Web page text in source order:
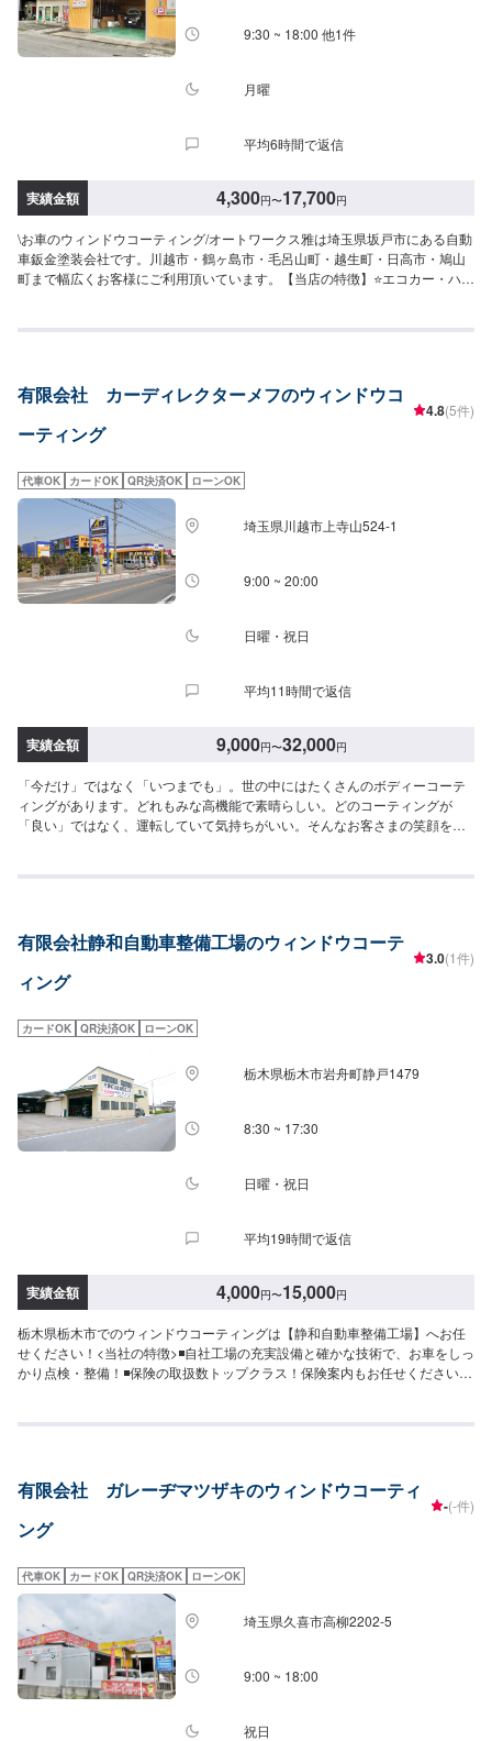
9:30 ~ 18:00 他1件
月曜
平均6時間で返信
実績金額 4,300円〜17,700円
\お車のウィンドウコーティング/オートワークス雅は埼玉県坂戸市にある自動
車鈑金塗装会社です。川越市・鶴ヶ島市・毛呂山町・越生町・日高市・鳩山
町まで幅広くお客様にご利用頂いています。【当店の特徴】⭐️エコカー・ハイ
検・ドレスアップ・保険・販売まで、お車のことなら何でも当社にお任せく
意点】⚠️パーツ持ち込み対応可能です。持ち込みご希望の方はオファーに
て、パーツの詳細や型番、お車の情報を必ずご入力ください。【営業時間・
定休日】⏰営業時間：9時30分〜18時🗓定休日：月曜・祝日
有限会社 カーディレクターメフのウィンドウコ
ーティング
4.8(5件)
代車OK カードOK QR決済OK ローンOK
埼玉県川越市上寺山524-1
9:00 ~ 20:00
日曜・祝日
平均11時間で返信
実績金額 9,000円〜32,000円
「今だけ」ではなく「いつまでも」。世の中にはたくさんのボディーコーテ
ィングがあります。どれもみな高機能で素晴らしい。どのコーティングが
「良い」ではなく、運転していて気持ちがいい。そんなお客さまの笑顔をい
のお客様は車種情報と、持ち込み・ご購入希望の旨をオファー備考欄にご記
有限会社静和自動車整備工場のウィンドウコーテ
ィング
3.0(1件)
カードOK QR決済OK ローンOK
栃木県栃木市岩舟町静戸1479
8:30 ~ 17:30
日曜・祝日
平均19時間で返信
実績金額 4,000円〜15,000円
栃木県栃木市でのウィンドウコーティングは【静和自動車整備工場】へお任
せください！<当社の特徴>◾自社工場の充実設備と確かな技術で、お車をしっ
かり点検・整備！◾保険の取扱数トップクラス！保険案内もお任せください！
い…★お時間があまり取れない…などのご相談もお気軽にどうぞ！【1】オフ
で納車となります。納期は前後する場合がございます。予めご了承くださ
い。-----代車について-----代車をご用意しています。お車の作業中は代車をご
利用ください。※代車の燃料代はお客様にご負担いただいております。-----ご
ペースは事務所前の空いているスペースに駐車してください。受付はスタッ
フへ「メンテモで予約しました」とお伝えください。ご案内いたします。
【定休日・営業時間】定休日：日曜日、祝日営業時間：8:30~17:30
有限会社 ガレーヂマツザキのウィンドウコーティ
ング
-(-件)
代車OK カードOK QR決済OK ローンOK
埼玉県久喜市高柳2202-5
9:00 ~ 18:00
祝日